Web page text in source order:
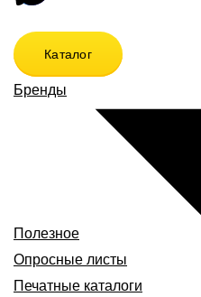
Каталог
Бренды
Полезное
Опросные листы
Печатные каталоги